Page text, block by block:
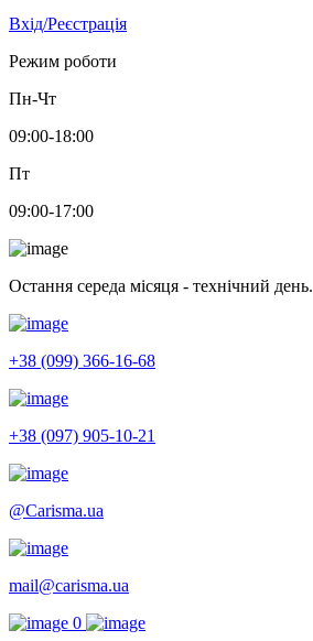
Вхід/Реєстрація
Режим роботи
Пн-Чт
09:00-18:00
Пт
09:00-17:00
Остання середа місяця - технічний день.
+38 (099) 366-16-68
+38 (097) 905-10-21
@Carisma.ua
mail@carisma.ua
0